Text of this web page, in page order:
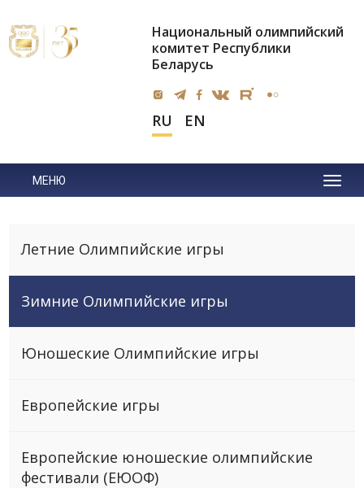
Национальный олимпийский
комитет Республики
Беларусь
RU EN
МЕНЮ
Летние Олимпийские игры
Зимние Олимпийские игры
Юношеские Олимпийские игры
Европейские игры
Европейские юношеские олимпийские
фестивали (ЕЮОФ)